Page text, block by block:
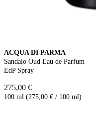
ACQUA DI PARMA
Sandalo Oud Eau de Parfum
EdP Spray
275,00 €
100 ml (275,00 € / 100 ml)